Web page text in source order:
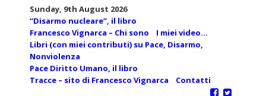
Sunday, 9th August 2026
“Disarmo nucleare”, il libro
Francesco Vignarca – Chi sono
I miei video…
Libri (con miei contributi) su Pace, Disarmo,
Nonviolenza
Pace Diritto Umano, il libro
Tracce – sito di Francesco Vignarca
Contatti